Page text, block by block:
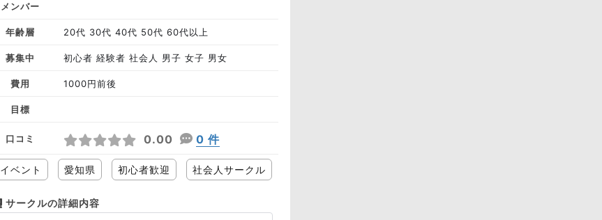
メンバー
年齢層 20代 30代 40代 50代 60代以上
募集中 初心者 経験者 社会人 男子 女子 男女
費用 1000円前後
目標
口コミ 0.00 0 件
イベント 愛知県 初心者歓迎 社会人サークル
サークルの詳細内容